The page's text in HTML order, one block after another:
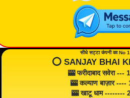
सीधे सट्टा कंपनी का No
⭕️ SANJAY BHAI
🎰 फरीदाबाद सवेरा
🎰 कल्याण बाज़ार
🎰 खाटू धाम --------